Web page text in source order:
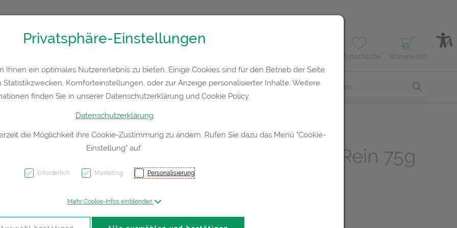
Wunschliste Warenkorb
Hautpflege Familie Nahrungsergänzung Diverses
Gruener Tee Hafer Rein 75g
Privatsphäre-Einstellungen
Ihnen ein optimales Nutzererlebnis zu bieten. Einige Cookies sind für den Betrieb der Seite
Komforteinstellungen, oder zur Anzeige personalisierter Inhalte. Weitere
finden Sie in unserer Datenschutzerklärung und Cookie Policy.
Datenschutzerklärung
die Möglichkeit ihre Cookie-Zustimmung zu ändern. Rufen Sie dazu das Menü "Cookie-
Einstellung" auf.
Erforderlich Marketing Personalisierung
Mehr Cookie-Infos einblenden